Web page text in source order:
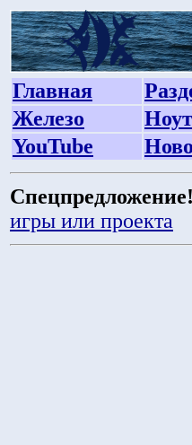
Главная
Железо
YouTube
Спецпредложение!
игры или проекта